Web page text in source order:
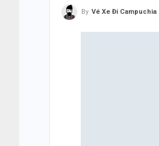
By Vé Xe Đi Campuchia